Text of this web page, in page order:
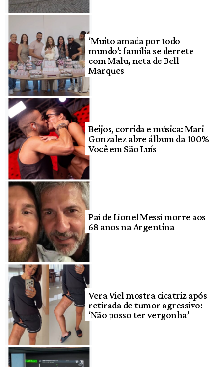
‘Muito amada por todo
mundo’: família se derrete
com Malu, neta de Bell
Marques
Beijos, corrida e música: Mari
Gonzalez abre álbum da 100%
Você em São Luís
Pai de Lionel Messi morre aos
68 anos na Argentina
Vera Viel mostra cicatriz após
retirada de tumor agressivo:
‘Não posso ter vergonha’